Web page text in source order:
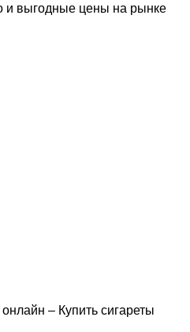
и выгодные цены на рынке
– Купить сигареты